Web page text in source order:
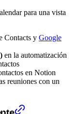
para una vista
Contacts y Google
en la automatización
en Notion
reuniones con un